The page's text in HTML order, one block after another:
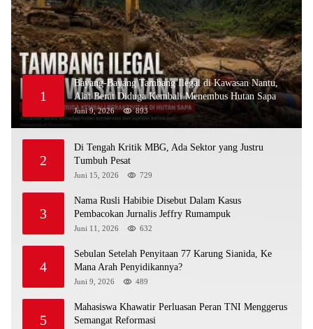
1
Bayang-Bayang Tambang Ilegal di Kawasan Nantu,
Alat Berat Diduga Kembali Menembus Hutan Sapa
Juni 9, 2026 893
2
Di Tengah Kritik MBG, Ada Sektor yang Justru
Tumbuh Pesat
Juni 15, 2026 729
3
Nama Rusli Habibie Disebut Dalam Kasus
Pembacokan Jurnalis Jeffry Rumampuk
Juni 11, 2026 632
4
Sebulan Setelah Penyitaan 77 Karung Sianida, Ke
Mana Arah Penyidikannya?
Juni 9, 2026 489
5
Mahasiswa Khawatir Perluasan Peran TNI Menggerus
Semangat Reformasi